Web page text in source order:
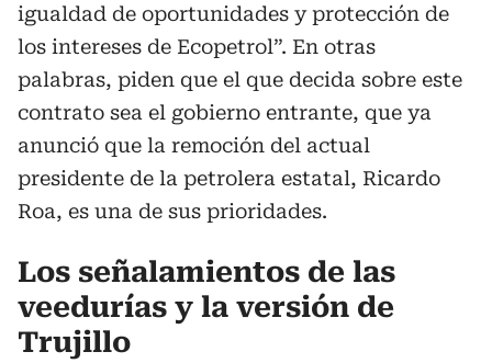
igualdad de oportunidades y protección de
los intereses de Ecopetrol”. En otras
palabras, piden que el que decida sobre este
contrato sea el gobierno entrante, que ya
anunció que la remoción del actual
presidente de la petrolera estatal, Ricardo
Roa, es una de sus prioridades.
Los señalamientos de las
veedurías y la versión de
Trujillo